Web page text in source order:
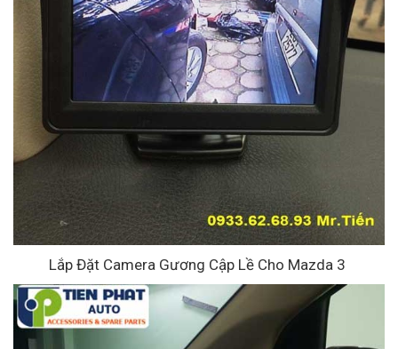
Lắp Đặt Camera Gương Cập Lề Cho Mazda 3